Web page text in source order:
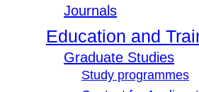
Journals
Education and
Graduate Studies
Study programmes